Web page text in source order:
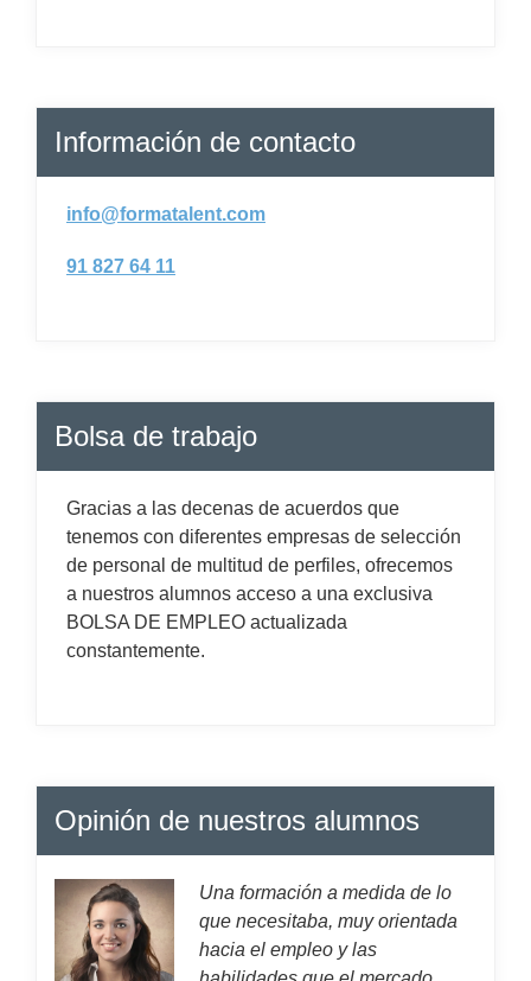
Información de contacto
info@formatalent.com
91 827 64 11
Bolsa de trabajo
Gracias a las decenas de acuerdos que
tenemos con diferentes empresas de selección
de personal de multitud de perfiles, ofrecemos
a nuestros alumnos acceso a una exclusiva
BOLSA DE EMPLEO actualizada
constantemente.
Opinión de nuestros alumnos
Una formación a medida de lo
que necesitaba, muy orientada
hacia el empleo y las